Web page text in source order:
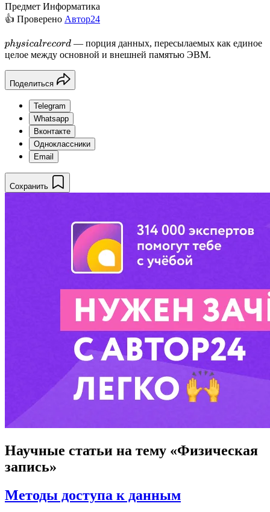
Предмет Информатика
👍 Проверено Автор24
physicalrecord
— порция данных, пересылаемых как единое
целое между основной и внешней памятью ЭВМ.
Поделиться
Telegram
Whatsapp
Вконтакте
Одноклассники
Email
Сохранить
Научные статьи на тему «Физическая
запись»
Методы доступа к данным